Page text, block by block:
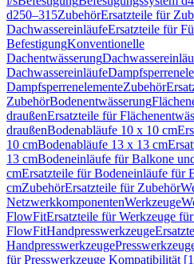
d250–315ZubehörErsatzteile für
DachwassereinläufeErsatzteile für
BefestigungKonventionelle
Dachentwässerung
Dachwassereinläufe
DampfsperrenelementeZubehör
ZubehörBodenentwässerung
draußenErsatzteile für
draußenBodenabläufe 10 x 10 cm
10 cmBodenabläufe 13 x 13 cm
13 cmBodeneinläufe für Balkone
cmErsatzteile für Bodeneinläufe für
cmZubehörErsatzteile für Zubehör
NetzwerkkomponentenWerkzeuge
FlowFitErsatzteile für Werkzeuge
FlowFitHandpresswerkzeuge
Handpresswerkzeuge
für Presswerkzeuge Kompatibilität